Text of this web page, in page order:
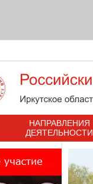
НАПРАВЛЕНИЯ
ДЕЯТЕЛЬНОСТИ